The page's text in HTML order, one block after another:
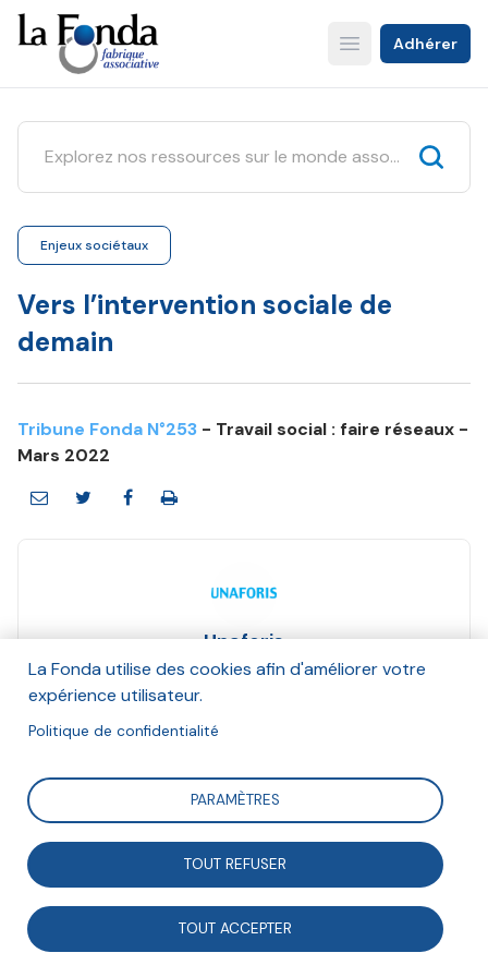
Aller
au
contenu
principal
Open main menu
Adhérer
Enjeux sociétaux
Vers l’intervention sociale de
demain
Tribune Fonda N°253 - Travail social : faire réseaux -
Mars 2022
Unaforis
Et La Fonda
En juin 2018, La Fonda et l’Union nationale des acteurs
de formation et de recherche en intervention sociale
(UNAFORIS) publiaient une étude prospective « Vers
l’intervention sociale de demain ». Ce rapport profile
La Fonda utilise des cookies afin d'améliorer votre
expérience utilisateur.
Politique de confidentialité
PARAMÈTRES
TOUT REFUSER
TOUT ACCEPTER